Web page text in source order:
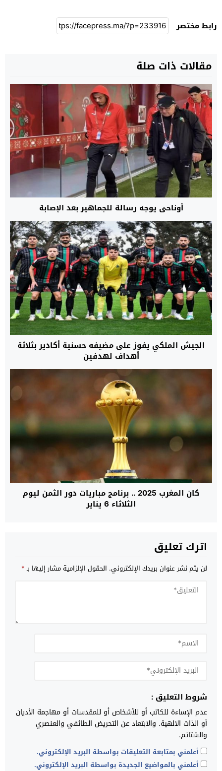
رابط مختصر
مقالات ذات صلة
أوناحي يوجه رسالة للجماهير بعد الإصابة
الجيش الملكي يفوز على مضيفه حسنية أكادير بثلاثة
أهداف لهدفين
كان المغرب 2025 .. برنامج مباريات دور الثمن ليوم
الثلاثاء 6 يناير
اترك تعليق
لن يتم نشر عنوان بريدك الإلكتروني. الحقول الإلزامية مشار إليها بـ*
شروط التعليق :
عدم الإساءة للكاتب أو للأشخاص أو للمقدسات أو مهاجمة الأديان
أو الذات الالهية. والابتعاد عن التحريض الطائفي والعنصري
والشتائم.
أعلمني بمتابعة التعليقات بواسطة البريد الإلكتروني.
أعلمني بالمواضيع الجديدة بواسطة البريد الإلكتروني.